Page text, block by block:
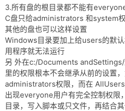
3.所有盘的根目录都不能有
C盘只给administrators 和system
其他的盘也可以这样设置
Windows目录要加上给users的默
用程序就无法运行
另 外在c:/Documents
里的权限根本不会继承从前的设置
administrators权限，而在
出现everyone用户有完全控制权限
目录，写入脚本或只文件，再结合